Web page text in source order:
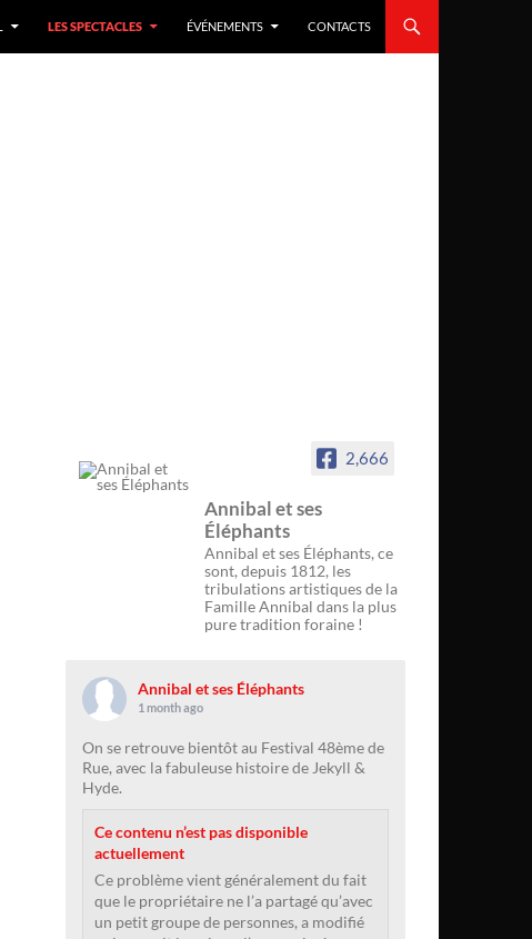
LES SPECTACLES ÉVÉNEMENTS CONTACTS
2,666
Annibal et ses
Éléphants
Annibal et ses Éléphants, ce
sont, depuis 1812, les
tribulations artistiques de la
Famille Annibal dans la plus
pure tradition foraine !
Annibal et ses Éléphants
1 month ago
On se retrouve bientôt au Festival 48ème de
Rue, avec la fabuleuse histoire de Jekyll &
Hyde.
Ce contenu n’est pas disponible
actuellement
Ce problème vient généralement du fait
que le propriétaire ne l’a partagé qu’avec
un petit groupe de personnes, a modifié